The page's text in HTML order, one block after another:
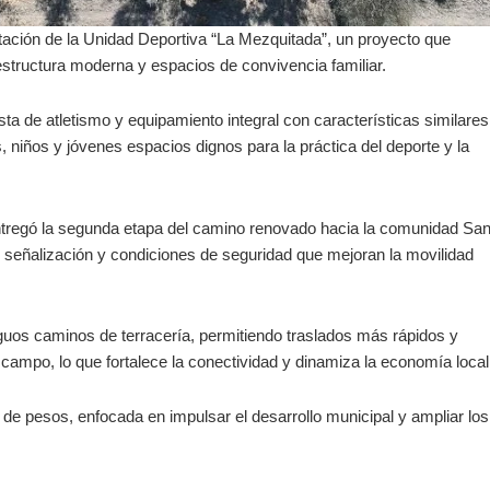
de la Unidad Deportiva “La Mezquitada”, un proyecto que
moderna y espacios de convivencia familiar.
de atletismo y equipamiento integral con características
y jóvenes espacios dignos para la práctica del deporte y la
la segunda etapa del camino renovado hacia la comunidad San
y condiciones de seguridad que mejoran la movilidad
caminos de terracería, permitiendo traslados más rápidos y
lo que fortalece la conectividad y dinamiza la economía
pesos, enfocada en impulsar el desarrollo municipal y ampliar los